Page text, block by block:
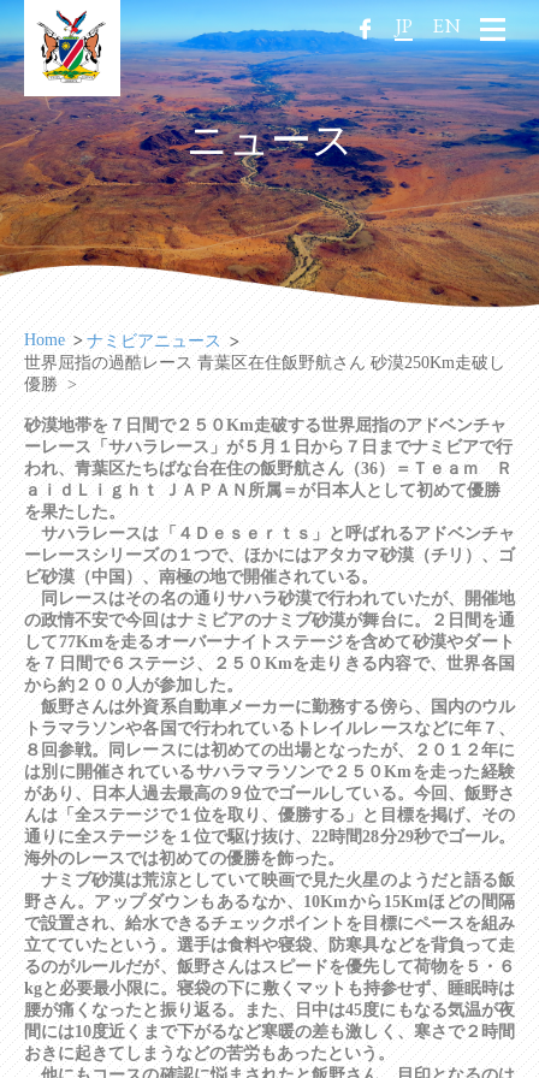
JP EN
ニュース
Home
ナミビアニュース
世界屈指の過酷レース 青葉区在住飯野航さん 砂漠250Km走破し
優勝 >
砂漠地帯を７日間で２５０Km走破する世界屈指のアドベンチャ
ーレース「サハラレース」が５月１日から７日までナミビアで行
われ、青葉区たちばな台在住の飯野航さん（36）＝Ｔｅａｍ Ｒ
ａｉｄＬｉｇｈｔ ＪＡＰＡＮ所属＝が日本人として初めて優勝
を果たした。
サハラレースは「４Ｄｅｓｅｒｔｓ」と呼ばれるアドベンチャ
ーレースシリーズの１つで、ほかにはアタカマ砂漠（チリ）、ゴ
ビ砂漠（中国）、南極の地で開催されている。
同レースはその名の通りサハラ砂漠で行われていたが、開催地
の政情不安で今回はナミビアのナミブ砂漠が舞台に。２日間を通
して77Kmを走るオーバーナイトステージを含めて砂漠やダート
を７日間で６ステージ、２５０Kmを走りきる内容で、世界各国
から約２００人が参加した。
飯野さんは外資系自動車メーカーに勤務する傍ら、国内のウル
トラマラソンや各国で行われているトレイルレースなどに年７、
８回参戦。同レースには初めての出場となったが、２０１２年に
は別に開催されているサハラマラソンで２５０Kmを走った経験
があり、日本人過去最高の９位でゴールしている。今回、飯野さ
んは「全ステージで１位を取り、優勝する」と目標を掲げ、その
通りに全ステージを１位で駆け抜け、22時間28分29秒でゴール。
海外のレースでは初めての優勝を飾った。
ナミブ砂漠は荒涼としていて映画で見た火星のようだと語る飯
野さん。アップダウンもあるなか、10Kmから15Kmほどの間隔
で設置され、給水できるチェックポイントを目標にペースを組み
立てていたという。選手は食料や寝袋、防寒具などを背負って走
るのがルールだが、飯野さんはスピードを優先して荷物を５・６
kgと必要最小限に。寝袋の下に敷くマットも持参せず、睡眠時は
腰が痛くなったと振り返る。また、日中は45度にもなる気温が夜
間には10度近くまで下がるなど寒暖の差も激しく、寒さで２時間
おきに起きてしまうなどの苦労もあったという。